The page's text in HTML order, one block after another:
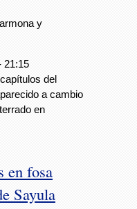
y
21:15
del
a cambio
en
en fosa
Sayula